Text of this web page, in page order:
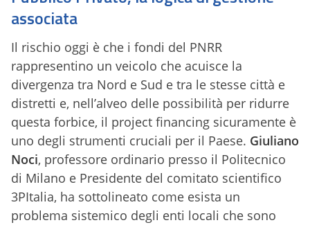
associata
Il rischio oggi è che i fondi del PNRR
rappresentino un veicolo che acuisce la
divergenza tra Nord e Sud e tra le stesse città e
distretti e, nell’alveo delle possibilità per ridurre
questa forbice, il project financing sicuramente è
uno degli strumenti cruciali per il Paese. Giuliano
Noci, professore ordinario presso il Politecnico
di Milano e Presidente del comitato scientifico
3PItalia, ha sottolineato come esista un
problema sistemico degli enti locali che sono